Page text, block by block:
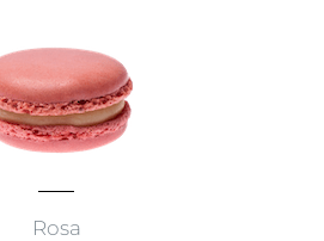
Rosa